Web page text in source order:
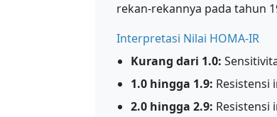
rekan-rekannya pada tahun
Interpretasi Nilai HOMA-IR
Kurang dari 1.0:
1.0 hingga 1.9: Resistensi
2.0 hingga 2.9: Resistensi